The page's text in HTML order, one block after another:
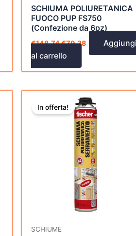
SCHIUMA POLIURETANICA
FUOCO PUP FS750
(Confezione da 6pz)
€148,74€79,38
Aggiungi
al carrello
In offerta!
SCHIUME
prezzo
originale
€177,84.
prezzo
attuale
è:
€69,38.